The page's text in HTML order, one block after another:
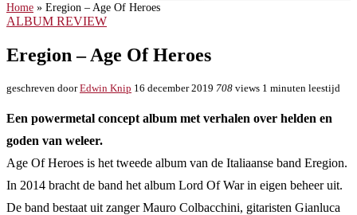
Home » Eregion – Age Of Heroes
ALBUM REVIEW
Eregion – Age Of Heroes
geschreven doorEdwin Knip 16 december 2019 708 views 1 minuten leestijd
Een powermetal concept album met verhalen over helden en
goden van weleer.
Age Of Heroes is het tweede album van de Italiaanse band Eregion.
In 2014 bracht de band het album Lord Of War in eigen beheer uit.
De band bestaat uit zanger Mauro Colbacchini, gitaristen Gianluca